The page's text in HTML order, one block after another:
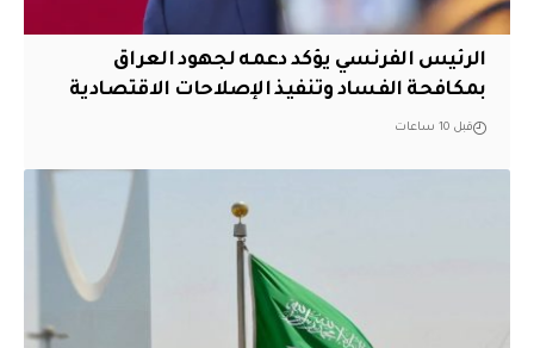
الرئيس الفرنسي يؤكد دعمه لجهود العراق
بمكافحة الفساد وتنفيذ الإصلاحات الاقتصادية
قبل 10 ساعات